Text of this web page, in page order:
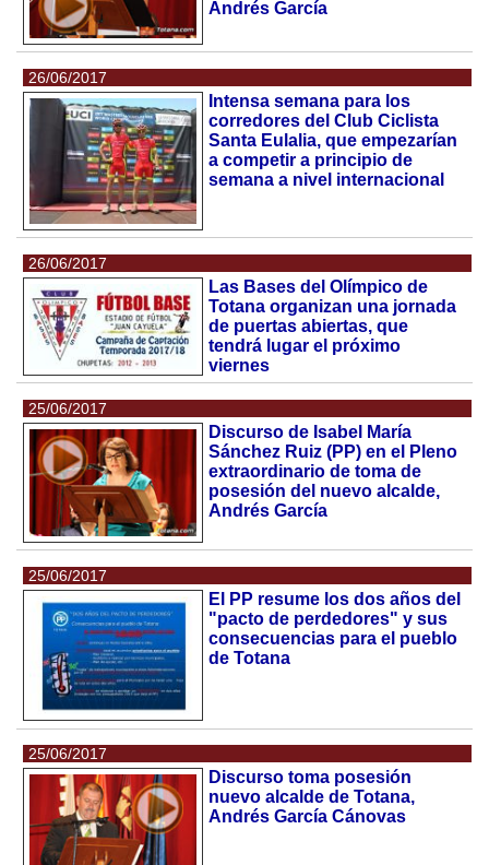
Andrés García
26/06/2017
Intensa semana para los
corredores del Club Ciclista
Santa Eulalia, que empezarían
a competir a principio de
semana a nivel internacional
26/06/2017
Las Bases del Olímpico de
Totana organizan una jornada
de puertas abiertas, que
tendrá lugar el próximo
viernes
25/06/2017
Discurso de Isabel María
Sánchez Ruiz (PP) en el Pleno
extraordinario de toma de
posesión del nuevo alcalde,
Andrés García
25/06/2017
El PP resume los dos años del
"pacto de perdedores" y sus
consecuencias para el pueblo
de Totana
25/06/2017
Discurso toma posesión
nuevo alcalde de Totana,
Andrés García Cánovas